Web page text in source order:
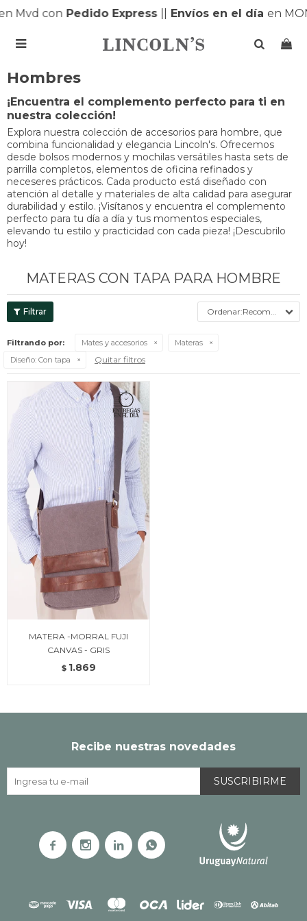
Mvd conPedido Express| Envíos en el día en

Hombres
¡Encuentra el complemento perfecto para ti en
nuestra colección!
Explora nuestra colección de accesorios para hombre, que
combina funcionalidad y elegancia Lincoln's. Ofrecemos
desde bolsos modernos y mochilas versátiles hasta sets de
parrilla completos, elementos de oficina refinados y
neceseres prácticos. Cada producto está diseñado con
atención al detalle y materiales de alta calidad para asegurar
durabilidad y estilo. ¡Visítanos y encuentra el complemento
perfecto para tu día a día y tus momentos especiales,
elevando tu estilo y practicidad con cada pieza! ¡Descubrilo
hoy!
MATERAS CON TAPA PARA HOMBRE
Recomendados
Filtrando por: Mates y accesorios
Materas
Diseño: Con tapa Quitar filtros
MATERA -MORRAL FUJI
CANVAS - GRIS
$ 1.869
Recibe nuestras novedades
SUSCRIBIRME
   